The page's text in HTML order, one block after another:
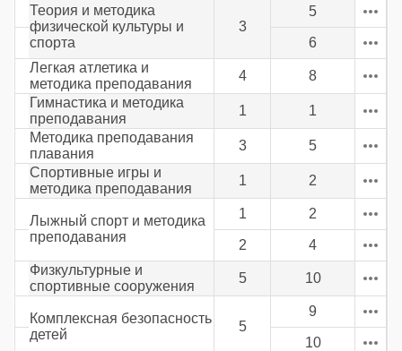
Теория и методика
физической культуры и
спорта
3
5
6
Легкая атлетика и
методика преподавания
4
8
Гимнастика и методика
преподавания
1
1
Методика преподавания
плавания
3
5
Спортивные игры и
методика преподавания
1 2
Лыжный спорт и методика
преподавания
1 2
2
4
Физкультурные и
спортивные сооружения
5 10
Комплексная безопасность
детей
5
9
10